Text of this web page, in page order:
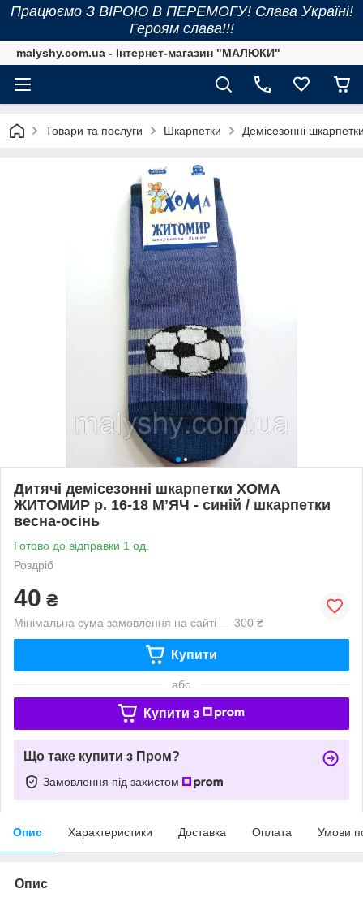
Працюємо З ВІРОЮ В ПЕРЕМОГУ! Слава Україні!
Героям слава!!!
malyshy.com.ua - Інтернет-магазин "МАЛЮКИ"
Товари та послуги Шкарпетки Демісезонні
Дитячі демісезонні шкарпетки ХОМА
ЖИТОМИР р. 16-18 МʼЯЧ - синій / шкарпетки
весна-осінь
Готово до відправки 1 од.
Роздріб
40 ₴
Мінімальна сума замовлення на сайті — 300 ₴
Купити
або
Купити з
Що таке купити з Пром?
Замовлення під захистом
Опис Характеристики Доставка Оплата Умови
Опис